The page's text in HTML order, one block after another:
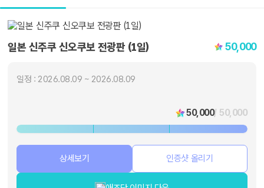
일본 신주쿠 신오쿠보 전광판 (1일) 50,000
일정 : 2026.08.09 ~ 2026.08.09
50,000/ 50,000
상세보기 인증샷 올리기